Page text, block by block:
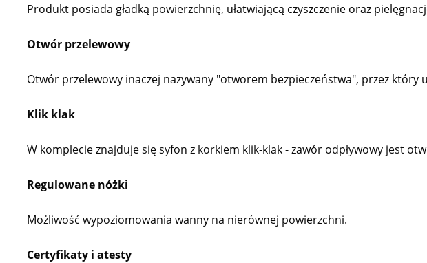
Produkt posiada gładką powierzchnię, ułatwiającą czyszczenie oraz
Otwór przelewowy
Otwór przelewowy inaczej nazywany "otworem bezpieczeństwa", przez
Klik klak
W komplecie znajduje się syfon z korkiem klik-klak - zawór odpływowy jest
Regulowane nóżki
Możliwość wypoziomowania wanny na nierównej powierzchni.
Certyfikaty i atesty